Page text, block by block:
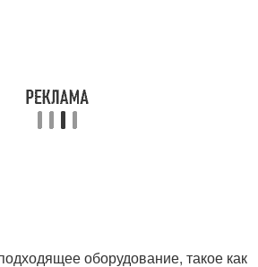
оборудование, такое как